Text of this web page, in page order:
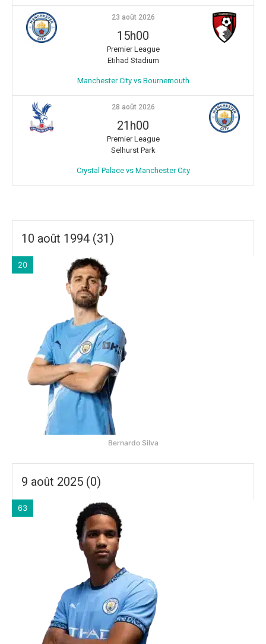
23 août 2026
15h00
Premier League
Etihad Stadium
Manchester City vs Bournemouth
28 août 2026
21h00
Premier League
Selhurst Park
Crystal Palace vs Manchester City
10 août 1994 (31)
20
Bernardo Silva
9 août 2025 (0)
63